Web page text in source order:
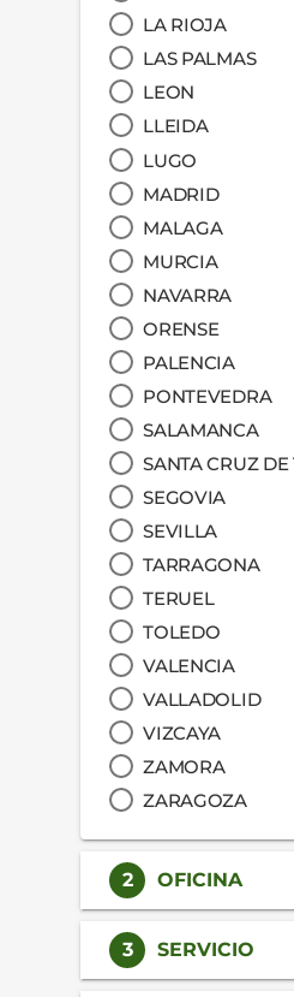
LA RIOJA
LAS PALMAS
LEON
LLEIDA
LUGO
MADRID
MALAGA
MURCIA
NAVARRA
ORENSE
PALENCIA
PONTEVEDRA
SALAMANCA
SANTA CRUZ DE
SEGOVIA
SEVILLA
TARRAGONA
TERUEL
TOLEDO
VALENCIA
VALLADOLID
VIZCAYA
ZAMORA
ZARAGOZA
2 OFICINA
3 SERVICIO